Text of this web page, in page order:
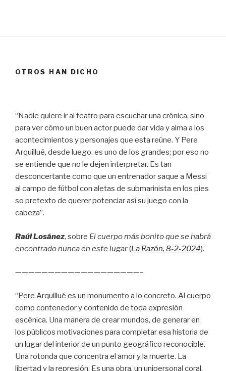
OTROS HAN DICHO
“Nadie quiere ir al teatro para escuchar una crónica, sino
para ver cómo un buen actor puede dar vida y alma a los
acontecimientos y personajes que esta reúne. Y Pere
Arquillué, desde luego, es uno de los grandes; por eso no
se entiende que no le dejen interpretar. Es tan
desconcertante como que un entrenador saque a Messi
al campo de fútbol con aletas de submarinista en los pies
so pretexto de querer potenciar así su juego con la
cabeza”.
Raúl Losánez, sobre El cuerpo más bonito que se habrá
encontrado nunca en este lugar(La Razón, 8-2-2024).
———————————————————–
“Pere Arquillué es un monumento a lo concreto. Al cuerpo
como contenedor y contenido de toda expresión
escénica. Una manera de crear mundos, de generar en
los públicos motivaciones para completar esa historia de
un lugar del interior de un punto geográfico reconocible.
Una rotonda que concentra el amor y la muerte. La
libertad y la represión. Es una obra, un unipersonal coral,